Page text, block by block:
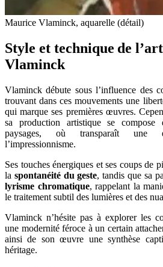
Maurice Vlaminck, aquarelle (détail)
Style et technique de
Vlaminck
Vlaminck débute sous l’influence des
trouvant dans ces mouvements une
qui marque ses premières œuvres.
sa production artistique se
paysages, où transparaît une
l’impressionnisme.
Ses touches énergiques et ses coups de
la spontanéité du geste, tandis que sa
lyrisme chromatique, rappelant la
le traitement subtil des lumières et des
Vlaminck n’hésite pas à explorer les
une modernité féroce à un certain
ainsi de son œuvre une synthèse
héritage.